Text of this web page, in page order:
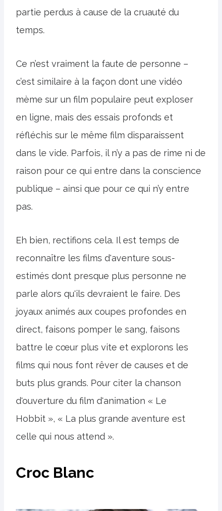
partie perdus à cause de la cruauté du
temps.
Ce n’est vraiment la faute de personne –
c’est similaire à la façon dont une vidéo
mème sur un film populaire peut exploser
en ligne, mais des essais profonds et
réfléchis sur le même film disparaissent
dans le vide. Parfois, il n’y a pas de rime ni de
raison pour ce qui entre dans la conscience
publique – ainsi que pour ce qui n’y entre
pas.
Eh bien, rectifions cela. Il est temps de
reconnaître les films d'aventure sous-
estimés dont presque plus personne ne
parle alors qu'ils devraient le faire. Des
joyaux animés aux coupes profondes en
direct, faisons pomper le sang, faisons
battre le cœur plus vite et explorons les
films qui nous font rêver de causes et de
buts plus grands. Pour citer la chanson
d'ouverture du film d'animation « Le
Hobbit », « La plus grande aventure est
celle qui nous attend ».
Croc Blanc